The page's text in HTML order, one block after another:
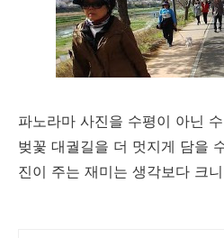
파노라마 사진을 수평이 아닌
벚꽃 대궐길을 더 멋지게 담을
진이 주는 재미는 생각보다 크